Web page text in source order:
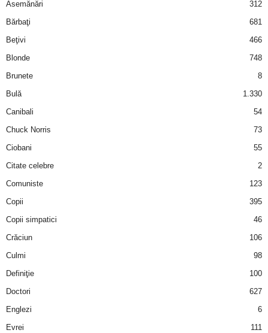
Asemănări
312
Bărbaţi
681
Beţivi
466
Blonde
748
Brunete
8
Bulă
1.330
Canibali
54
Chuck Norris
73
Ciobani
55
Citate celebre
2
Comuniste
123
Copii
395
Copii simpatici
46
Crăciun
106
Culmi
98
Definiţie
100
Doctori
627
Englezi
6
Evrei
111